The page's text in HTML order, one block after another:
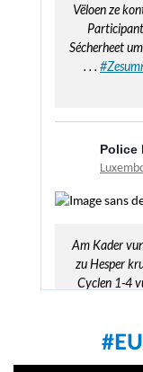
Vëloen ze
Sécherheet
. . .
Police
Am Kader
zu Hesper
Cyclen 1-4